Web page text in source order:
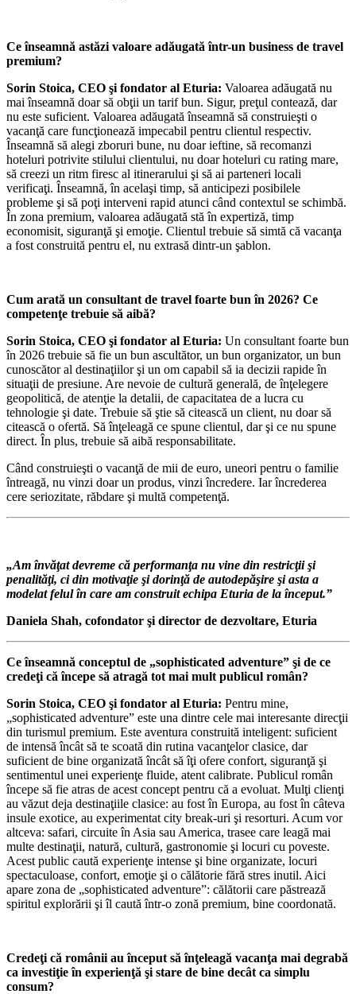
Ce înseamnă astăzi valoare adăugată într-un business de travel
premium?
Sorin Stoica, CEO şi fondator al Eturia: Valoarea adăugată nu
mai înseamnă doar să obţii un tarif bun. Sigur, preţul contează, dar
nu este suficient. Valoarea adăugată înseamnă să construieşti o
vacanţă care funcţionează impecabil pentru clientul respectiv.
Înseamnă să alegi zboruri bune, nu doar ieftine, să recomanzi
hoteluri potrivite stilului clientului, nu doar hoteluri cu rating mare,
să creezi un ritm firesc al itinerarului şi să ai parteneri locali
verificaţi. Înseamnă, în acelaşi timp, să anticipezi posibilele
probleme şi să poţi interveni rapid atunci când contextul se schimbă.
În zona premium, valoarea adăugată stă în expertiză, timp
economisit, siguranţă şi emoţie. Clientul trebuie să simtă că vacanţa
a fost construită pentru el, nu extrasă dintr-un şablon.
Cum arată un consultant de travel foarte bun în 2026? Ce
competenţe trebuie să aibă?
Sorin Stoica, CEO şi fondator al Eturia: Un consultant foarte bun
în 2026 trebuie să fie un bun ascultător, un bun organizator, un bun
cunoscător al destinaţiilor şi un om capabil să ia decizii rapide în
situaţii de presiune. Are nevoie de cultură generală, de înţelegere
geopolitică, de atenţie la detalii, de capacitatea de a lucra cu
tehnologie şi date. Trebuie să ştie să citească un client, nu doar să
citească o ofertă. Să înţeleagă ce spune clientul, dar şi ce nu spune
direct. În plus, trebuie să aibă responsabilitate.
Când construieşti o vacanţă de mii de euro, uneori pentru o familie
întreagă, nu vinzi doar un produs, vinzi încredere. Iar încrederea
cere seriozitate, răbdare şi multă competenţă.
„Am învăţat devreme că performanţa nu vine din restricţii şi
penalităţi, ci din motivaţie şi dorinţă de autodepăşire şi asta a
modelat felul în care am construit echipa Eturia de la început.”
Daniela Shah, cofondator şi director de dezvoltare, Eturia
Ce înseamnă conceptul de „sophisticated adventure” şi de ce
credeţi că începe să atragă tot mai mult publicul român?
Sorin Stoica, CEO şi fondator al Eturia: Pentru mine,
„sophisticated adventure” este una dintre cele mai interesante direcţii
din turismul premium. Este aventura construită inteligent: suficient
de intensă încât să te scoată din rutina vacanţelor clasice, dar
suficient de bine organizată încât să îţi ofere confort, siguranţă şi
sentimentul unei experienţe fluide, atent calibrate. Publicul român
începe să fie atras de acest concept pentru că a evoluat. Mulţi clienţi
au văzut deja destinaţiile clasice: au fost în Europa, au fost în câteva
insule exotice, au experimentat city break-uri şi resorturi. Acum vor
altceva: safari, circuite în Asia sau America, trasee care leagă mai
multe destinaţii, natură, cultură, gastronomie şi locuri cu poveste.
Acest public caută experienţe intense şi bine organizate, locuri
spectaculoase, confort, emoţie şi o călătorie fără stres inutil. Aici
apare zona de „sophisticated adventure”: călătorii care păstrează
spiritul explorării şi îl caută într-o zonă premium, bine coordonată.
Credeţi că românii au început să înţeleagă vacanţa mai degrabă
ca investiţie în experienţă şi stare de bine decât ca simplu
consum?